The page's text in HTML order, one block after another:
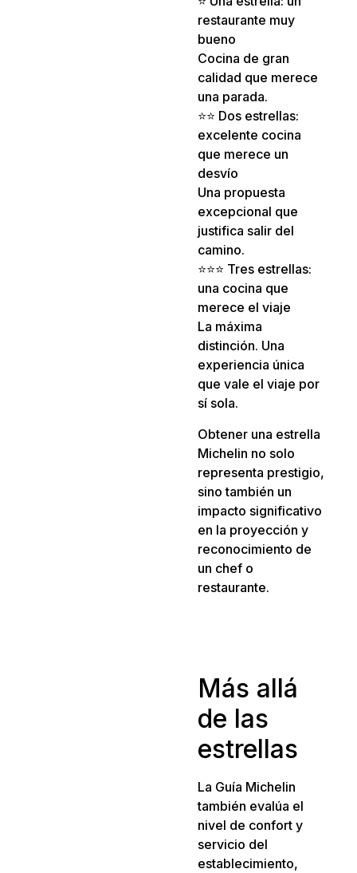
restaurante muy
bueno
Cocina de gran
calidad que merece
una parada.
⭐⭐ Dos estrellas:
excelente cocina
que merece un
desvío
Una propuesta
excepcional que
justifica salir del
camino.
⭐⭐⭐ Tres estrellas:
una cocina que
merece el viaje
La máxima
distinción. Una
experiencia única
que vale el viaje por
sí sola.
Obtener una estrella
Michelin no solo
representa prestigio,
sino también un
impacto significativo
en la proyección y
reconocimiento de
un chef o
restaurante.
Más allá
de las
estrellas
La Guía Michelin
también evalúa el
nivel de confort y
servicio del
establecimiento,